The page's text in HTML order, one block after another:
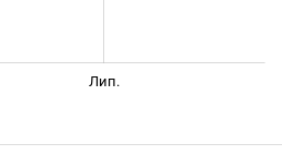
Лип.